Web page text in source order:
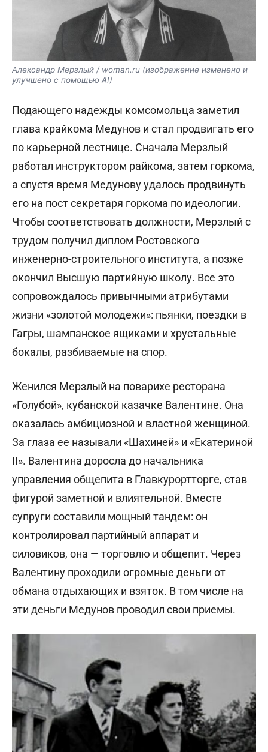
Александр Мерзлый / woman.ru (изображение изменено и
улучшено с помощью AI)
Подающего надежды комсомольца заметил
глава крайкома Медунов и стал продвигать его
по карьерной лестнице. Сначала Мерзлый
работал инструктором райкома, затем горкома,
а спустя время Медунову удалось продвинуть
его на пост секретаря горкома по идеологии.
Чтобы соответствовать должности, Мерзлый с
трудом получил диплом Ростовского
инженерно-строительного института, а позже
окончил Высшую партийную школу. Все это
сопровождалось привычными атрибутами
жизни «золотой молодежи»: пьянки, поездки в
Гагры, шампанское ящиками и хрустальные
бокалы, разбиваемые на спор.
Женился Мерзлый на поварихе ресторана
«Голубой», кубанской казачке Валентине. Она
оказалась амбициозной и властной женщиной.
За глаза ее называли «Шахиней» и «Екатериной
II». Валентина доросла до начальника
управления общепита в Главкурортторге, став
фигурой заметной и влиятельной. Вместе
супруги составили мощный тандем: он
контролировал партийный аппарат и
силовиков, она — торговлю и общепит. Через
Валентину проходили огромные деньги от
обмана отдыхающих и взяток. В том числе на
эти деньги Медунов проводил свои приемы.